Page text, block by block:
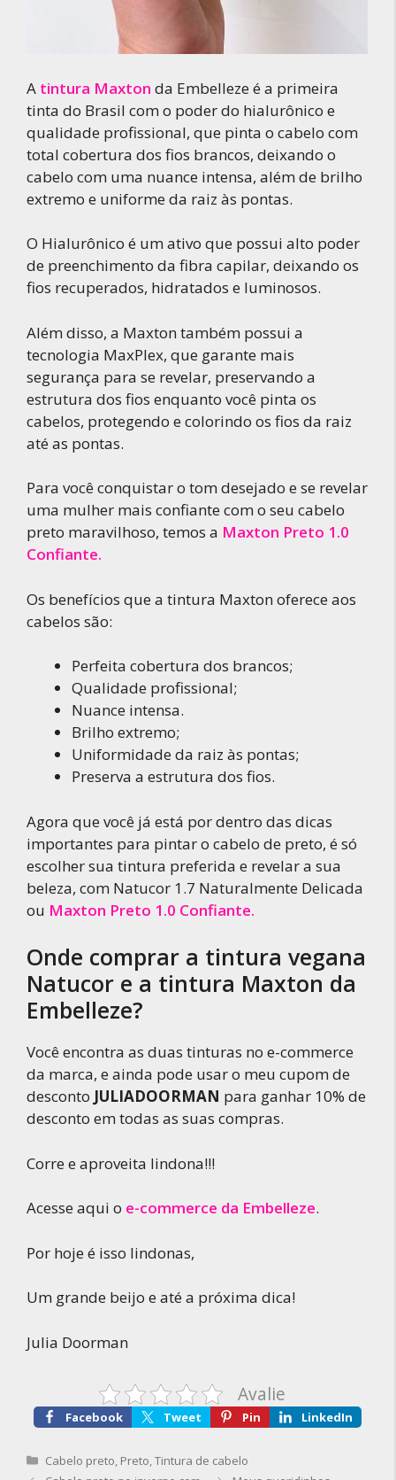
A tintura Maxton da Embelleze é a primeira
tinta do Brasil com o poder do hialurônico e
qualidade profissional, que pinta o cabelo com
total cobertura dos fios brancos, deixando o
cabelo com uma nuance intensa, além de brilho
extremo e uniforme da raiz às pontas.
O Hialurônico é um ativo que possui alto poder
de preenchimento da fibra capilar, deixando os
fios recuperados, hidratados e luminosos.
Além disso, a Maxton também possui a
tecnologia MaxPlex, que garante mais
segurança para se revelar, preservando a
estrutura dos fios enquanto você pinta os
cabelos, protegendo e colorindo os fios da raiz
até as pontas.
Para você conquistar o tom desejado e se revelar
uma mulher mais confiante com o seu cabelo
preto maravilhoso, temos a Maxton Preto 1.0
Confiante.
Os benefícios que a tintura Maxton oferece aos
cabelos são:
Perfeita cobertura dos brancos;
Qualidade profissional;
Nuance intensa.
Brilho extremo;
Uniformidade da raiz às pontas;
Preserva a estrutura dos fios.
Agora que você já está por dentro das dicas
importantes para pintar o cabelo de preto, é só
escolher sua tintura preferida e revelar a sua
beleza, com Natucor 1.7 Naturalmente Delicada
ou Maxton Preto 1.0 Confiante.
Onde comprar a tintura vegana
Natucor e a tintura Maxton da
Embelleze?
Você encontra as duas tinturas no e-commerce
da marca, e ainda pode usar o meu cupom de
desconto JULIADOORMAN para ganhar 10% de
desconto em todas as suas compras.
Corre e aproveita lindona!!!
Acesse aqui o e-commerce da Embelleze.
Por hoje é isso lindonas,
Um grande beijo e até a próxima dica!
Julia Doorman
Avalie
Facebook Tweet Pin LinkedIn
Categorias
Cabelo preto, Preto,Tintura de cabelo